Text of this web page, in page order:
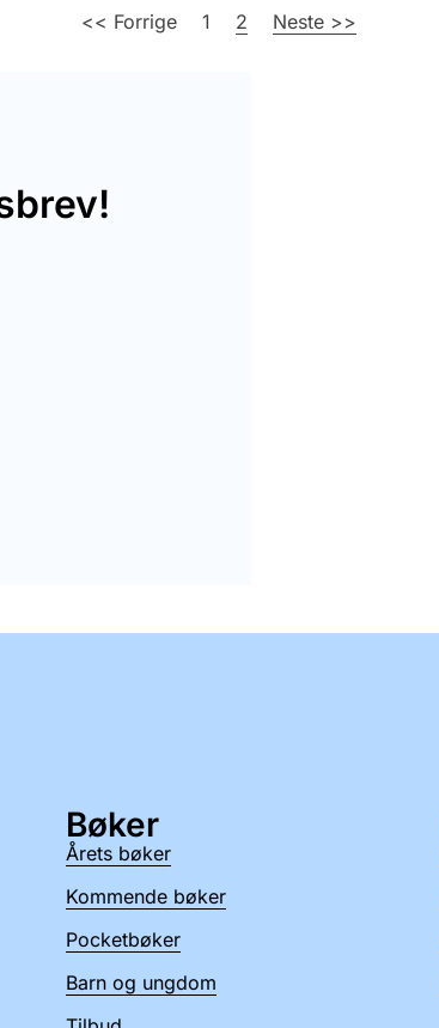
<< Forrige 1 2 Neste >>
Bøker
Årets bøker
Kommende bøker
Pocketbøker
Barn og ungdom